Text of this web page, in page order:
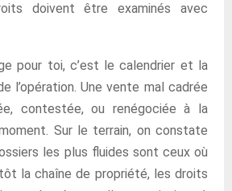
doivent être examinés avec
pour toi, c’est le calendrier et la
l’opération. Une vente mal cadrée
contestée, ou renégociée à la
Sur le terrain, on constate
les plus fluides sont ceux où
la chaîne de propriété, les droits